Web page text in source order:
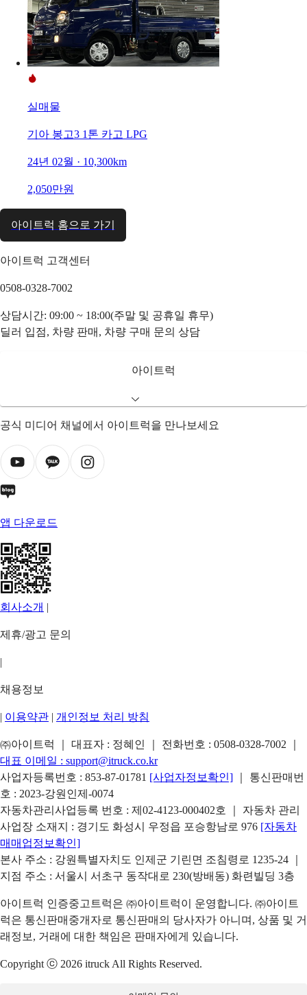
실매물
기아 봉고3 1톤 카고 LPG
24년 02월 · 10,300km
2,050만원
아이트럭 홈으로 가기
아이트럭 고객센터
0508-0328-7002
상담시간: 09:00 ~ 18:00(주말 및 공휴일 휴무)
딜러 입점, 차량 판매, 차량 구매 문의 상담
아이트럭
공식 미디어 채널에서 아이트럭을 만나보세요
앱 다운로드
회사소개 |
제휴/광고 문의
|
채용정보
| 이용약관 | 개인정보 처리 방침
㈜아이트럭 ｜ 대표자 : 정혜인 ｜ 전화번호 : 0508-0328-7002
대표 이메일 : support@itruck.co.kr
사업자등록번호 : 853-87-01781 [사업자정보확인]
｜ 통신판매번
호 : 2023-강원인제-0074
자동차관리사업등록 번호 : 제02-4123-000402호 ｜ 자동차 관리
사업장 소재지 : 경기도 화성시 우정읍 포승항남로 976 [자동차
매매업정보확인]
본사 주소 : 강원특별자치도 인제군 기린면 조침령로 1235-24 ｜
지점 주소 : 서울시 서초구 동작대로 230(방배동) 화련빌딩 3층
아이트럭 인증중고트럭은 ㈜아이트럭이 운영합니다. ㈜아이트
럭은 통신판매중개자로 통신판매의 당사자가 아니며, 상품 및 거
래정보, 거래에 대한 책임은 판매자에게 있습니다.
Copyright ⓒ 2026 itruck All Rights Reserved.